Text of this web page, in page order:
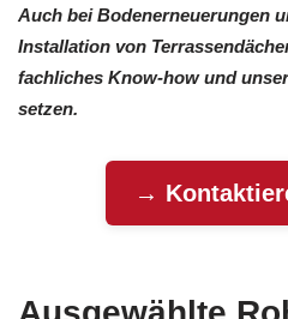
Auch bei Bodenerneuerungen
Installation von
fachliches Know-how und
setzen.
→